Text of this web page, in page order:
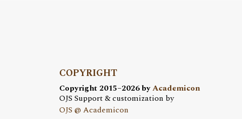
COPYRIGHT
Copyright 2015–2026 byAcademicon
OJS Support & customization by
OJS @ Academicon